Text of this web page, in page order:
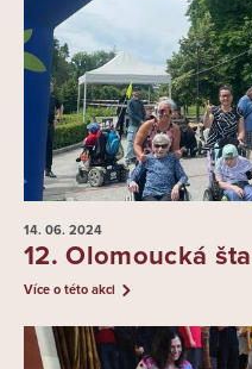
14. 06. 2024
12. Olomoucká
Více o této akci